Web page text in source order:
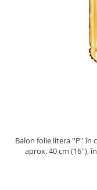
Balon folie litera ''P'' în
aprox. 40 cm (16''),